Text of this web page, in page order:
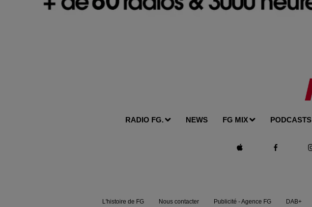
RADIO FG. NEWS FG MIX PODCASTS
L'histoire de FG Nous contacter Publicité - Agence FG DAB+